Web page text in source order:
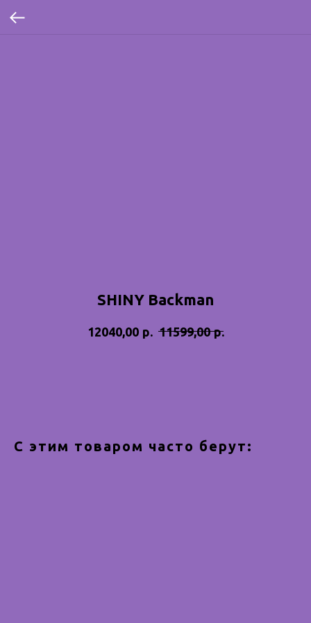
SHINY Backman
12040,00 р. 11599,00 р.
С этим товаром часто берут: